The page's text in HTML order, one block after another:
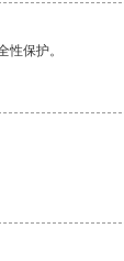
保护。